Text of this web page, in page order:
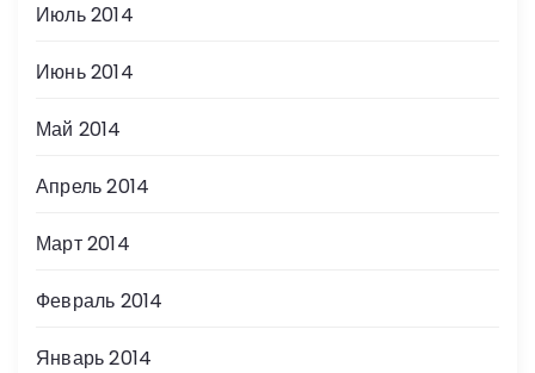
Июль 2014
Июнь 2014
Май 2014
Апрель 2014
Март 2014
Февраль 2014
Январь 2014